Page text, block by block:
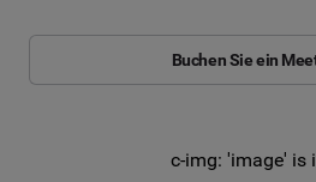
Buchen Sie ein
c-img: 'image' is